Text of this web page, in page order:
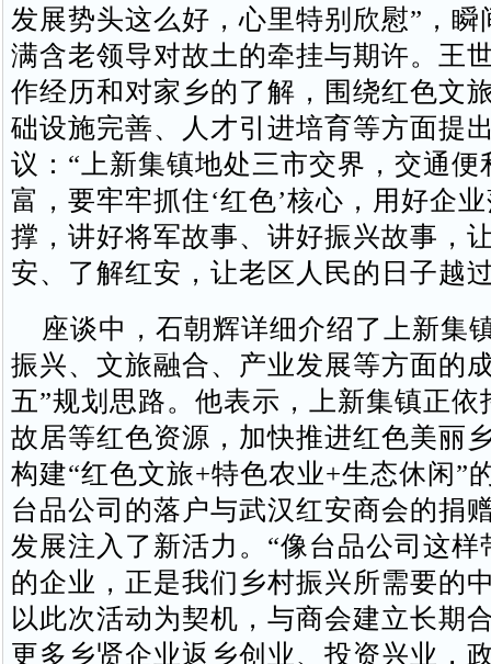
发展势头这么好，心里特别欣慰”，瞬
满含老领导对故土的牵挂与期许。王
作经历和对家乡的了解，围绕红色文
础设施完善、人才引进培育等方面提
议：“上新集镇地处三市交界，交通便
富，要牢牢抓住‘红色’核心，用好企
撑，讲好将军故事、讲好振兴故事，
安、了解红安，让老区人民的日子越
座谈中，石朝辉详细介绍了上新集
振兴、文旅融合、产业发展等方面的
五”规划思路。他表示，上新集镇正依
故居等红色资源，加快推进红色美丽
构建“红色文旅+特色农业+生态休闲”
台品公司的落户与武汉红安商会的捐
发展注入了新活力。“像台品公司这样
的企业，正是我们乡村振兴所需要的
以此次活动为契机，与商会建立长期
更多乡贤企业返乡创业、投资兴业，